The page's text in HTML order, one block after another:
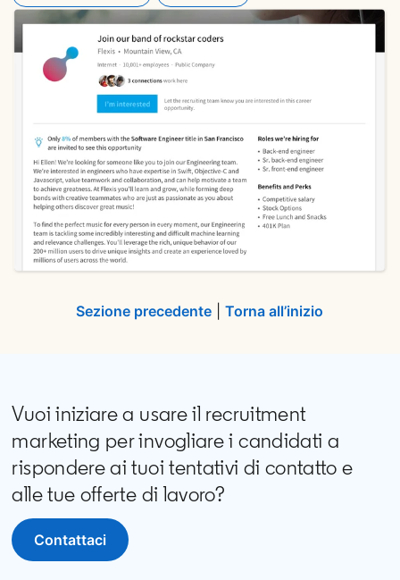
Sezione precedente |Torna all’inizio
Vuoi iniziare a usare il recruitment
marketing per invogliare i candidati a
rispondere ai tuoi tentativi di contatto e
alle tue offerte di lavoro?
Contattaci